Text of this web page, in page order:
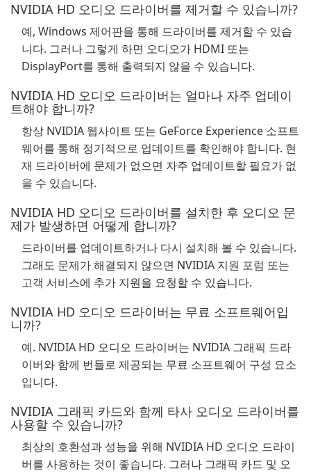
NVIDIA HD 오디오 드라이버를 제거할 수 있습니까?
예, Windows 제어판을 통해 드라이버를 제거할 수 있습
니다. 그러나 그렇게 하면 오디오가 HDMI 또는
DisplayPort를 통해 출력되지 않을 수 있습니다.
NVIDIA HD 오디오 드라이버는 얼마나 자주 업데이
트해야 합니까?
항상 NVIDIA 웹사이트 또는 GeForce Experience 소프트
웨어를 통해 정기적으로 업데이트를 확인해야 합니다. 현
재 드라이버에 문제가 없으면 자주 업데이트할 필요가 없
을 수 있습니다.
NVIDIA HD 오디오 드라이버를 설치한 후 오디오 문
제가 발생하면 어떻게 합니까?
드라이버를 업데이트하거나 다시 설치해 볼 수 있습니다.
그래도 문제가 해결되지 않으면 NVIDIA 지원 포럼 또는
고객 서비스에 추가 지원을 요청할 수 있습니다.
NVIDIA HD 오디오 드라이버는 무료 소프트웨어입
니까?
예. NVIDIA HD 오디오 드라이버는 NVIDIA 그래픽 드라
이버와 함께 번들로 제공되는 무료 소프트웨어 구성 요소
입니다.
NVIDIA 그래픽 카드와 함께 타사 오디오 드라이버를
사용할 수 있습니까?
최상의 호환성과 성능을 위해 NVIDIA HD 오디오 드라이
버를 사용하는 것이 좋습니다. 그러나 그래픽 카드 및 오